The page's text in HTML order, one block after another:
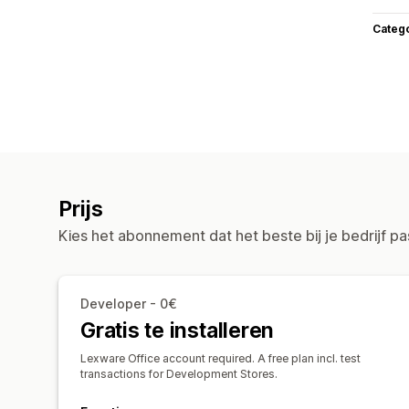
Prijs
Kies het abonnement dat het beste bij je bedrijf
Developer - 0€
Gratis te installeren
Lexware Office account required. A free plan incl. test
transactions for Development Stores.